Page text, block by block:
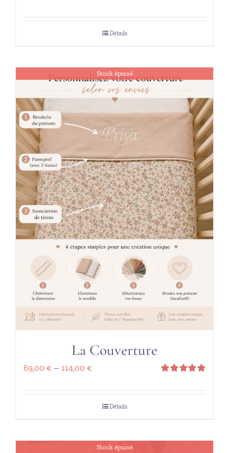
sur 5
Détails
Stock épuisé
La Couverture
sur 5
69,00 € – 114,00 €
Détails
Stock épuisé